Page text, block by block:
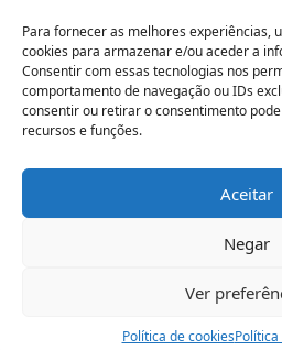
Para fornecer as melhores experiências,
cookies para armazenar e/ou aceder a
Consentir com essas tecnologias nos
comportamento de navegação ou IDs
consentir ou retirar o consentimento
recursos e funções.
Aceitar
Negar
Ver
Política de cookies
Electromaquinas ©2026
contágio - agência
Assistência